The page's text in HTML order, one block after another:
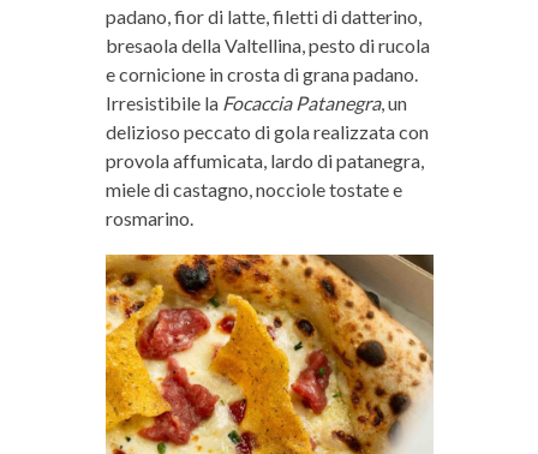
padano, fior di latte, filetti di datterino,
bresaola della Valtellina, pesto di rucola
e cornicione in crosta di grana padano.
Irresistibile la Focaccia Patanegra, un
delizioso peccato di gola realizzata con
provola affumicata, lardo di patanegra,
miele di castagno, nocciole tostate e
rosmarino.